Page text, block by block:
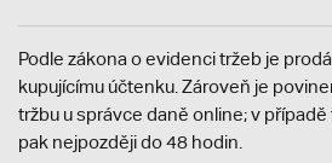
Podle zákona o evidenci tržeb je
kupujícímu účtenku. Zároveň je
tržbu u správce daně online; v
pak nejpozději do 48 hodin.